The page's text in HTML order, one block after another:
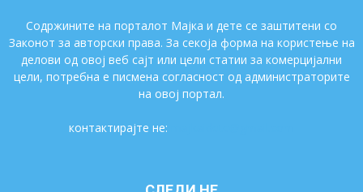
Содржините на порталот Мајка и дете се заштитени со
Законот за авторски права. За секоја форма на користење на
делови од овој веб сајт или цели статии за комерцијални
цели, потребна е писмена согласност од администраторите
на овој портал.
контактирајте не: